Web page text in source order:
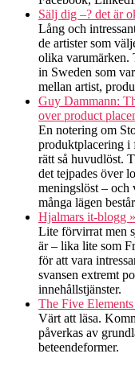
Sälj dig –? det är
Lång och
de artister som
olika varumärken.
in Sweden som
mellan artist,
Guy Dammann:
over product
En notering om
produktplacering i
rätt så huvudlöst.
det tejpades över
meningslöst – och
många lägen
Hjalmars it-blogg
Lite förvirrat men
är – lika lite som
för att vara
svansen extremt
innehållstjänster.
The Five
Värt att läsa.
påverkas av
beteendeformer.